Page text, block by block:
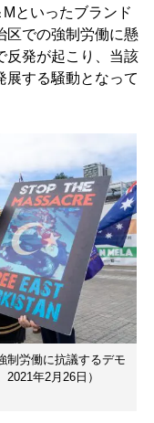
といったブランド
区での強制労働に懸
反発が起こり、当該
展する騒動となって
制労働に抗議するデモ
2021年2月26日）